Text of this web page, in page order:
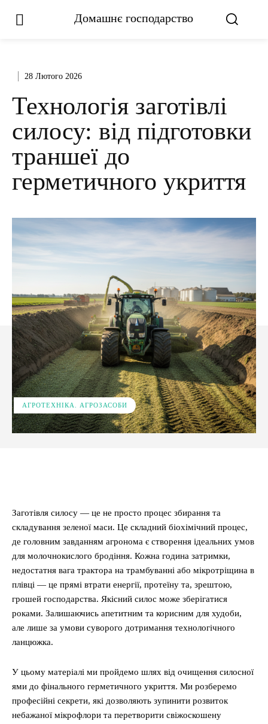
Домашнє господарство
28 Лютого 2026
Технологія заготівлі
силосу: від підготовки
траншеї до
герметичного укриття
АГРОТЕХНІКА. АГРОЗАСОБИ
Заготівля силосу — це не просто процес збирання та
складування зеленої маси. Це складний біохімічний процес,
де головним завданням агронома є створення ідеальних умов
для молочнокислого бродіння. Кожна година затримки,
недостатня вага трактора на трамбуванні або мікротріщина в
плівці — це прямі втрати енергії, протеїну та, зрештою,
грошей господарства. Якісний силос може зберігатися
роками. Залишаючись апетитним та корисним для худоби,
але лише за умови суворого дотримання технологічного
ланцюжка.
У цьому матеріалі ми пройдемо шлях від очищення силосної
ями до фінального герметичного укриття. Ми розберемо
професійні секрети, які дозволяють зупинити розвиток
небажаної мікрофлори та перетворити свіжоскошену